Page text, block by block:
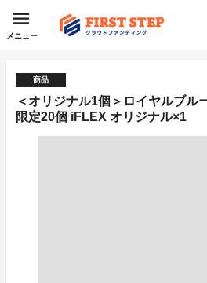
メニュー
商品
＜オリジナル1個＞ロイヤルブル
限定20個 iFLEX オリジナル×1